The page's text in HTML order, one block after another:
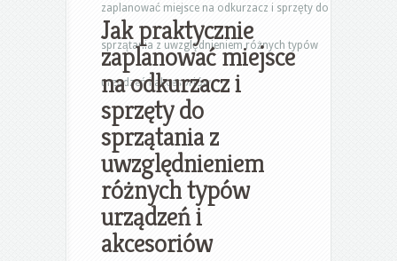
zaplanować miejsce na odkurzacz i sprzęty do
sprzątania z uwzględnieniem różnych typów
urządzeń i akcesoriów
Jak praktycznie
zaplanować miejsce
na odkurzacz i
sprzęty do
sprzątania z
uwzględnieniem
różnych typów
urządzeń i
akcesoriów